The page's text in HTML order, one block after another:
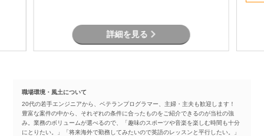
詳細を見る
職場環境・風土について
20代の若手エンジニアから、ベテランプログラマー、主婦・主夫も歓迎します！
豊富な案件の中から、それぞれの条件に合ったものをご紹介できるのが当社の強
み。業務のボリュームが選べるので、「趣味のスポーツや音楽を楽しむ時間も十分
にとりたい。」「将来海外で勤務してみたいので英語のレッスンと平行したい。」